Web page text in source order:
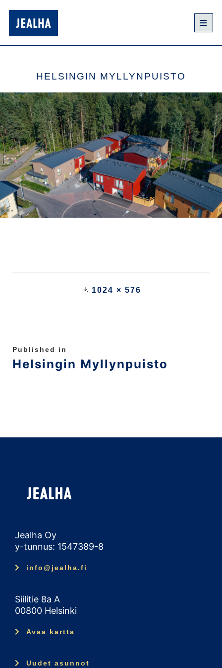
HELSINGIN MYLLYNPUISTO
1024 × 576
Published in
Helsingin Myllynpuisto
Jealha Oy
y-tunnus: 1547389-8
info@jealha.fi
Siilitie 8a A
00800 Helsinki
Avaa kartta
Uudet asunnot